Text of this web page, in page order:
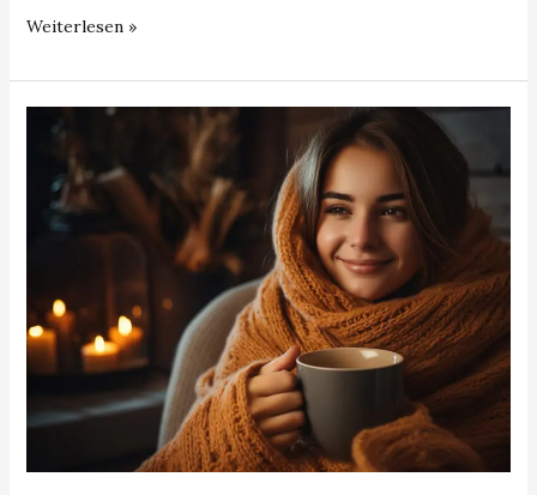
Weiterlesen »
Maximale
gestalten
persönlichen
Lesebereich